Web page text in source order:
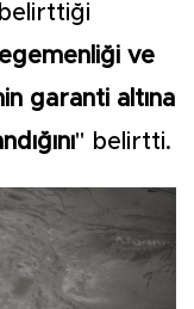
belirttiği
egemenliği ve
garanti altına
" belirtti.